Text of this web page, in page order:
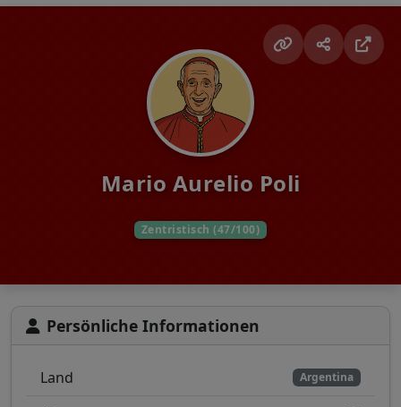
Mario Aurelio Poli
Zentristisch (47/100)
Persönliche Informationen
Land Argentina